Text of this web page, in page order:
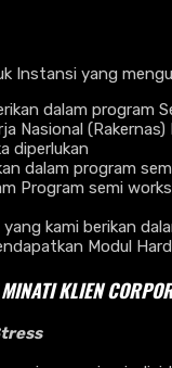
Instansi yang
dalam
Nasional
diperlukan
dalam program
Program semi
yang kami berikan
Modul
KLIEN